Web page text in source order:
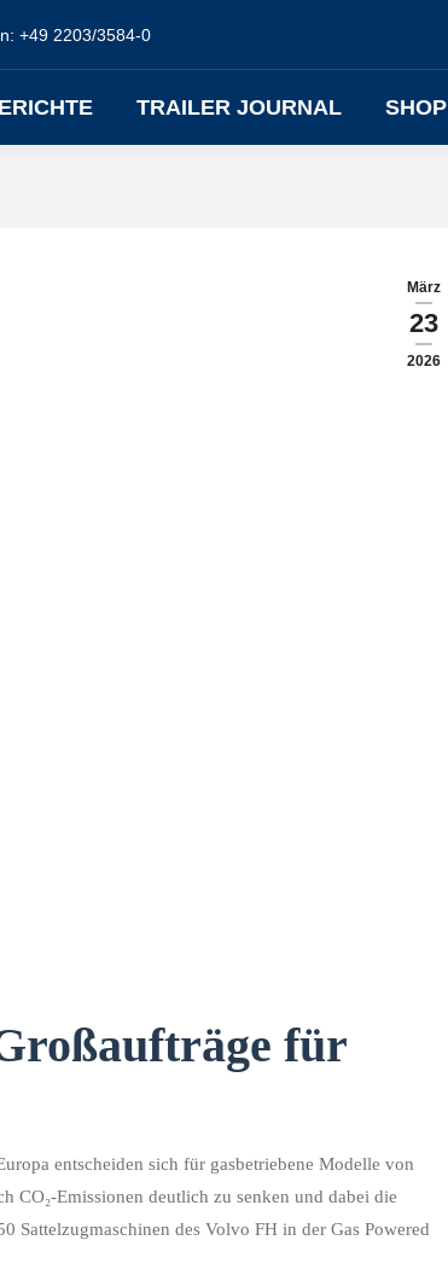
+49 2203/3584-0
TRAILER JOURNAL SHOP
März
23
2026
für
entscheiden sich für gasbetriebene Modelle von
CO₂-Emissionen deutlich zu senken und dabei die
Sattelzugmaschinen des Volvo FH in der Gas Powered